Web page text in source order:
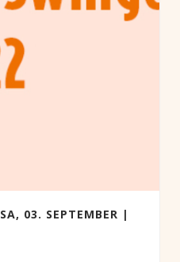
03. SEPTEMBER |